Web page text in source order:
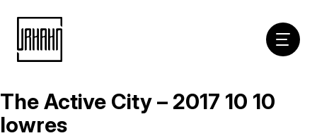
Naar
inhoud
The Active City – 2017 10 10
lowres